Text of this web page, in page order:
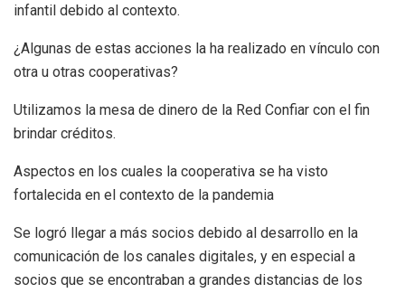
infantil debido al contexto.
¿Algunas de estas acciones la ha realizado en vínculo con
otra u otras cooperativas?
Utilizamos la mesa de dinero de la Red Confiar con el fin
brindar créditos.
Aspectos en los cuales la cooperativa se ha visto
fortalecida en el contexto de la pandemia
Se logró llegar a más socios debido al desarrollo en la
comunicación de los canales digitales, y en especial a
socios que se encontraban a grandes distancias de los